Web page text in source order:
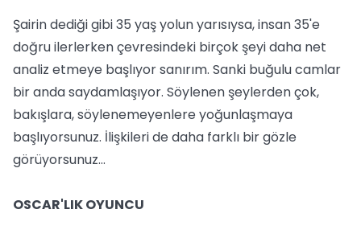
Şairin dediği gibi 35 yaş yolun yarısıysa, insan 35'e
doğru ilerlerken çevresindeki birçok şeyi daha net
analiz etmeye başlıyor sanırım. Sanki buğulu camlar
bir anda saydamlaşıyor. Söylenen şeylerden çok,
bakışlara, söylenemeyenlere yoğunlaşmaya
başlıyorsunuz. İlişkileri de daha farklı bir gözle
görüyorsunuz...
OSCAR'LIK OYUNCU